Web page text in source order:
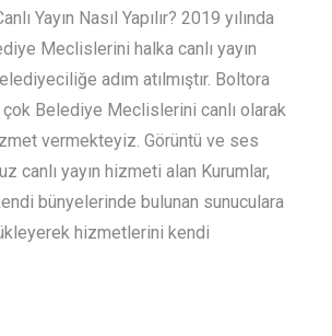
Yayın Nasıl Yapılır? 2019 yılında
Meclislerini halka canlı yayın
adım atılmıştır. Boltora
çok Belediye Meclislerini canlı olarak
vermekteyiz. Görüntü ve ses
canlı yayın hizmeti alan Kurumlar,
bünyelerinde bulunan sunuculara
hizmetlerini kendi